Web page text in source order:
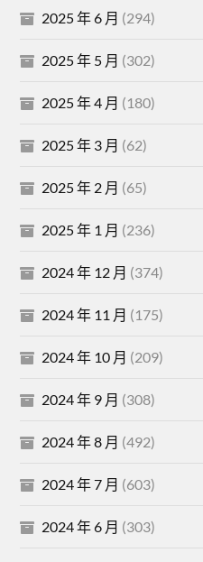
2025 年 6 月 (294)
2025 年 5 月 (302)
2025 年 4 月 (180)
2025 年 3 月 (62)
2025 年 2 月 (65)
2025 年 1 月 (236)
2024 年 12 月 (374)
2024 年 11 月 (175)
2024 年 10 月 (209)
2024 年 9 月 (308)
2024 年 8 月 (492)
2024 年 7 月 (603)
2024 年 6 月 (303)